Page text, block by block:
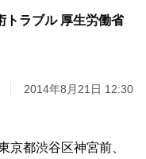
トラブル 厚生労働省
2014年8月21日 12:30
京都渋谷区神宮前、